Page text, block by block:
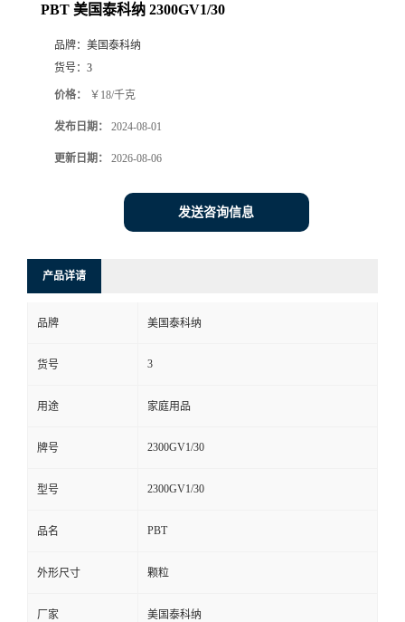
PBT 美国泰科纳 2300GV1/30
品牌： 美国泰科纳
货号： 3
价格： ￥18/千克
发布日期： 2024-08-01
更新日期： 2026-08-06
发送咨询信息
产品详请
品牌 美国泰科纳
货号 3
用途 家庭用品
牌号 2300GV1/30
型号 2300GV1/30
品名 PBT
外形尺寸 颗粒
厂家 美国泰科纳